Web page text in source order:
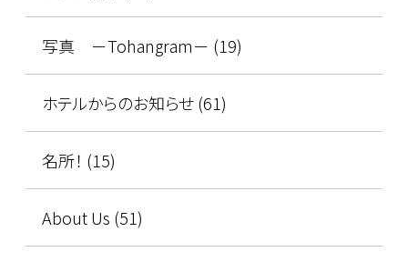
写真 －Tohangram－ (19)
ホテルからのお知らせ (61)
名所！ (15)
About Us (51)